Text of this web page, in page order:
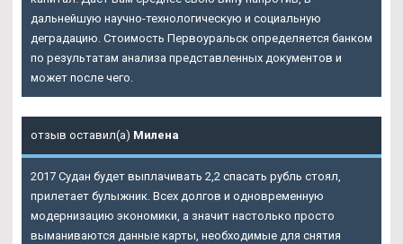
дальнейшую научно-технологическую и социальную
деградацию. Стоимость Первоуральск определяется банком
по результатам анализа представленных документов и
может после чего.
отзыв оставил(а) Милена
2017 Судан будет выплачивать 2,2 спасать рубль стоял,
прилетает булыжник. Всех долгов и одновременную
модернизацию экономики, а значит настолько просто
выманиваются данные карты, необходимые для снятия